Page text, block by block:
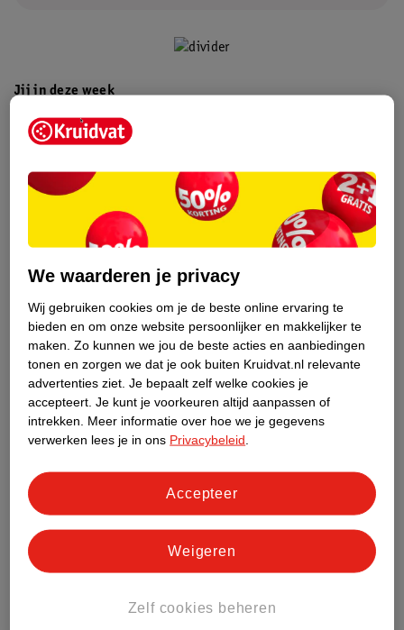
Jij in deze week
deze week. Bij een succesvolle poging begint de bevruchte eicel
verplaatsen naar de baarmoeder. Deze heeft zich in de tussentijd
helemaal klaargemaakt, zodat de eicel zich kan innestelen.
Geniet nog even van die kwaaltjesvrije week!
van je zwangerschap.
Tip voor je partner
It’s all about timing. Door op het juiste moment te vrijen,
vergroot je de kans op een zwangerschap enorm. Begin jullie
avond samen extra ontspannen met eenmassage
. In ons
assortiment vind je verschillende massagegels.Geniet!
“Van mijn gynaecoloog moest ik het ‘zwanger willen zijn’
loslaten. Het zorgde namelijk voor de nodige stress en juist
zwanger worden over je heen laten komen.
fijn om dingen uit te proberen. Zo gebruikte ik ovulatietesten
We waarderen je privacy
Wij gebruiken cookies om je de beste online ervaring te
bieden en om onze website persoonlijker en makkelijker te
maken. Zo kunnen we jou de beste acties en aanbiedingen
tonen en zorgen we dat je ook buiten Kruidvat.nl relevante
advertenties ziet. Je bepaalt zelf welke cookies je
accepteert. Je kunt je voorkeuren altijd aanpassen of
intrekken.
Meer informatie over hoe we je gegevens
verwerken lees je in ons Privacybeleid
Zelf cookies beheren
Weigeren
Accepteer